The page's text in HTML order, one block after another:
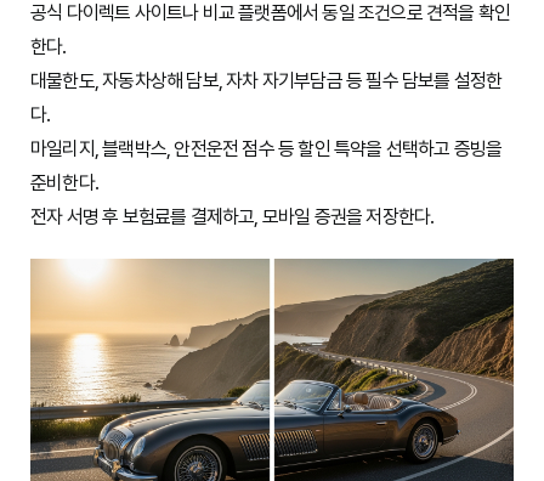
공식 다이렉트 사이트나 비교 플랫폼에서 동일 조건으로 견적을 확인
한다.
대물한도, 자동차상해 담보, 자차 자기부담금 등 필수 담보를 설정한
다.
마일리지, 블랙박스, 안전운전 점수 등 할인 특약을 선택하고 증빙을
준비한다.
전자 서명 후 보험료를 결제하고, 모바일 증권을 저장한다.